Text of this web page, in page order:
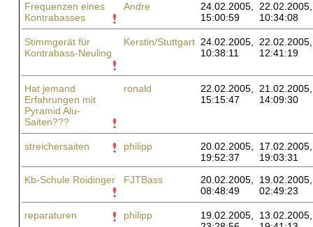
Frequenzen eines
Kontrabasses
Andre
24.02.2005,
15:00:59
22.02.2005,
10:34:08
Stimmgerät für
Kontrabass-Neuling
Kerstin/Stuttgart 24.02.2005,
10:38:11
22.02.2005,
12:41:19
Hat jemand
Erfahrungen mit
Pyramid Alu-
Saiten???
ronald
22.02.2005,
15:15:47
21.02.2005,
14:09:30
streichersaiten philipp
20.02.2005,
19:52:37
17.02.2005,
19:03:31
Kb-Schule Roidinger
FJTBass
20.02.2005,
08:48:49
19.02.2005,
02:49:23
reparaturen philipp
19.02.2005,
13.02.2005,